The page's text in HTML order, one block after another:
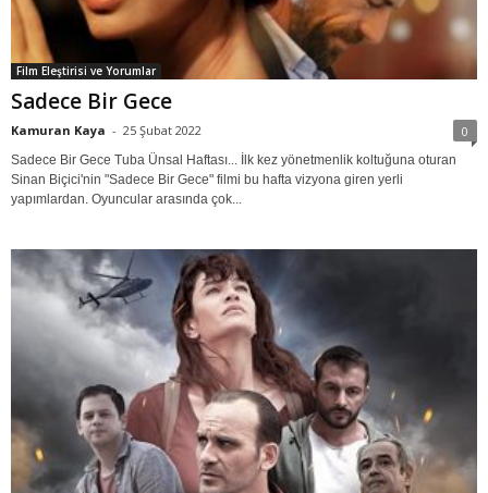
Film Eleştirisi ve Yorumlar
Sadece Bir Gece
Kamuran Kaya - 25 Şubat 2022 0
Sadece Bir Gece Tuba Ünsal Haftası... İlk kez yönetmenlik koltuğuna oturan
Sinan Biçici'nin "Sadece Bir Gece" filmi bu hafta vizyona giren yerli
yapımlardan. Oyuncular arasında çok...